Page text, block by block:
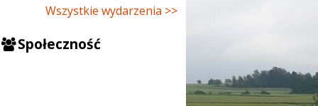
Wszystkie wydarzenia >>
Społeczność